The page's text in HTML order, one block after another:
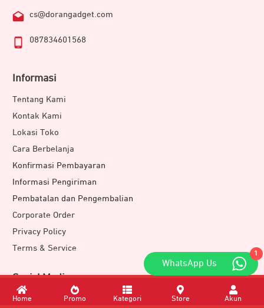
cs@dorangadget.com
087834601568
Informasi
Tentang Kami
Kontak Kami
Lokasi Toko
Cara Berbelanja
Konfirmasi Pembayaran
Informasi Pengiriman
Pembatalan dan Pengembalian
Corporate Order
Privacy Policy
Terms & Service
Sosial Media
Instagram
1
WhatsApp Us
Home Promo Kategori Store Akun